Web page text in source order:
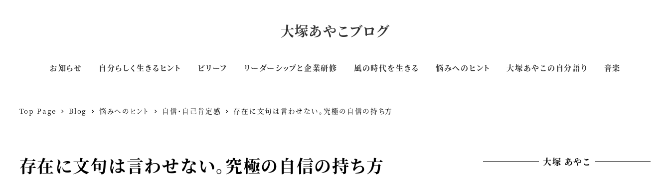
大塚あやこブログ
お知らせ 自分らしく生きるヒント ビリーフ リーダーシップと企業研修 風の時代を生きる 悩みへのヒント 大塚あやこの自分語り 音楽
Top Page Blog 悩みへのヒント 自信・自己肯定感 存在に文句は言わせない。究極の自信の持ち方
存在に文句は言わせない。究極の自信の持ち方 大塚 あやこ